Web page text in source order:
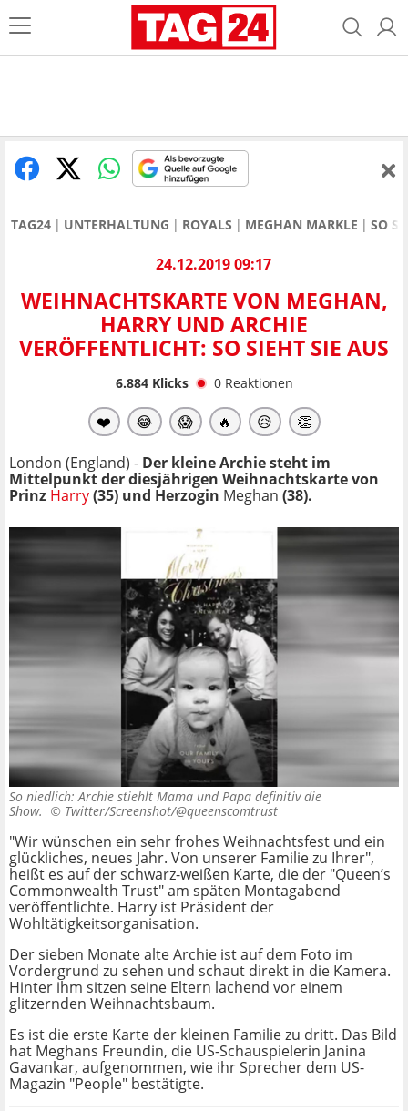
TAG24 UNTERHALTUNG ROYALS MEGHAN MARKLE SO
24.12.2019 09:17
WEIHNACHTSKARTE VON MEGHAN,
HARRY UND ARCHIE
VERÖFFENTLICHT: SO SIEHT SIE AUS
6.884Klicks 0 Reaktionen
❤️ 😂 😱 🔥 😥 👏
London (England) - Der kleine Archie steht im
Mittelpunkt der diesjährigen Weihnachtskarte von
Prinz Harry(35) und Herzogin Meghan (38).
So niedlich: Archie stiehlt Mama und Papa definitiv die
Show. © Twitter/Screenshot/@queenscomtrust
"Wir wünschen ein sehr frohes Weihnachtsfest und ein
glückliches, neues Jahr. Von unserer Familie zu Ihrer",
heißt es auf der schwarz-weißen Karte, die der "Queen’s
Commonwealth Trust" am späten Montagabend
veröffentlichte. Harry ist Präsident der
Wohltätigkeitsorganisation.
Der sieben Monate alte Archie ist auf dem Foto im
Vordergrund zu sehen und schaut direkt in die Kamera.
Hinter ihm sitzen seine Eltern lachend vor einem
glitzernden Weihnachtsbaum.
Es ist die erste Karte der kleinen Familie zu dritt. Das Bild
hat Meghans Freundin, die US-Schauspielerin Janina
Gavankar, aufgenommen, wie ihr Sprecher dem US-
Magazin "People" bestätigte.